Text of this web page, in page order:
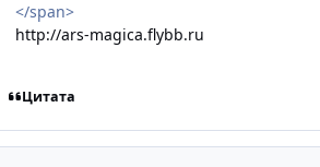
</span>
http://ars-magica.flybb.ru
Цитата